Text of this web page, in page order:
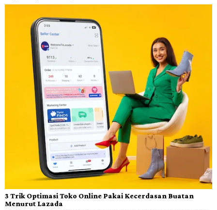
3 Trik Optimasi Toko Online Pakai Kecerdasan Buatan
Menurut Lazada